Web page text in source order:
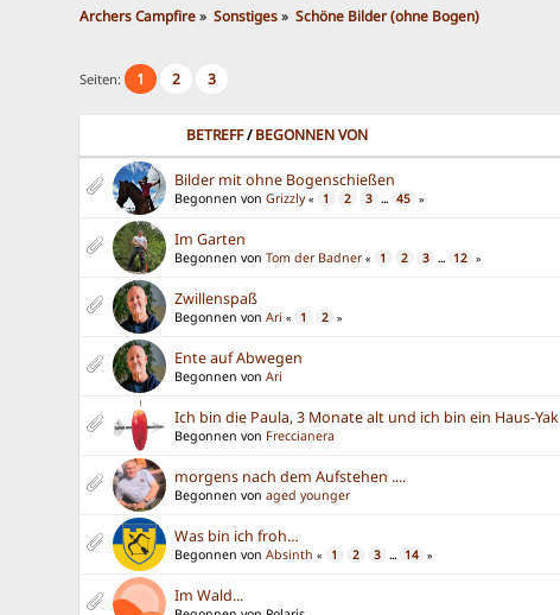
Archers Campfire» Sonstiges» Schöne Bilder (ohne Bogen)
Seiten: 1 2 3
BETREFF/BEGONNEN VON
Bilder mit ohne Bogenschießen
Begonnen vonGrizzly « 1 2 3 ... 45 »
Im Garten
Begonnen vonTom der Badner « 1 2 3 ... 12 »
Zwillenspaß
Begonnen vonAri « 1 2 »
Ente auf Abwegen
Begonnen vonAri
Ich bin die Paula, 3 Monate alt und ich bin ein Haus-Yak
Begonnen von Freccianera
morgens nach dem Aufstehen ....
Begonnen vonaged younger
Was bin ich froh…
Begonnen vonAbsinth « 1 2 3 ... 14 »
Im Wald...